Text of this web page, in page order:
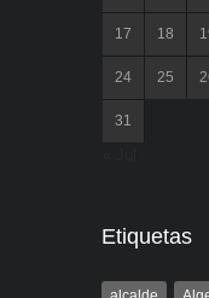
17 18
24 25
31
Etiquetas